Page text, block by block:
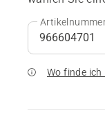
Wo finde